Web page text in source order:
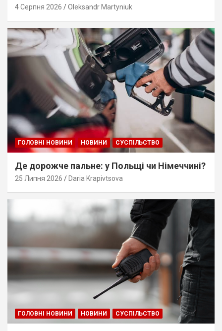
4 Серпня 2026 Oleksandr Martyniuk
ГОЛОВНІ НОВИНИ НОВИНИ СУСПІЛЬСТВО
Де дорожче пальне: у Польщі чи Німеччині?
25 Липня 2026 Daria Krapivtsova
ГОЛОВНІ НОВИНИ НОВИНИ СУСПІЛЬСТВО